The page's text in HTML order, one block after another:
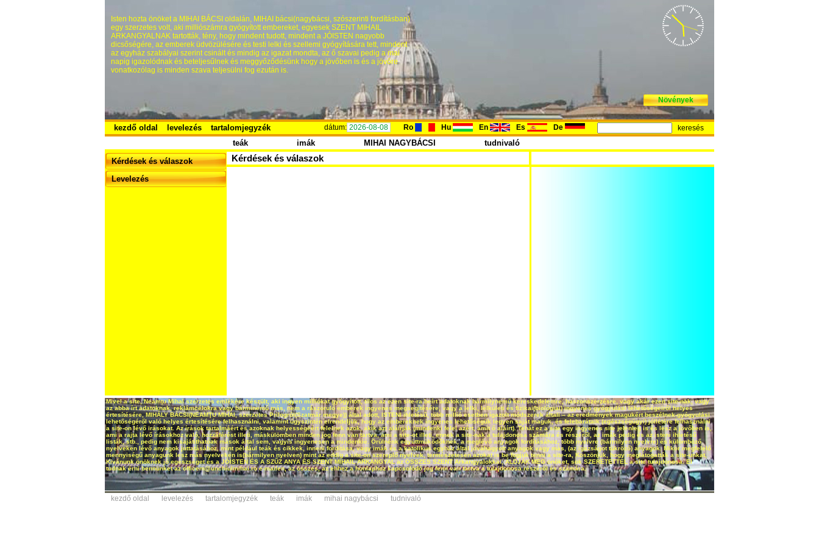
Növények
Isten hozta önöket a MIHAI BÁCSI oldalán, MIHAI bácsi(nagybácsi, szószerinti fordításban)
egy szerzetes volt, aki milliószámra gyógyított embereket, egyesek SZENT MIHAIL
ARKANGYALNAK tartották, tény, hogy mindent tudott, mindent a JÓISTEN nagyobb
dicsőségére, az emberek üdvözülésére és testi lelki és szellemi gyógyítására tett, mindent
az egyház szabályai szerint csinált és mindig az igazat mondta, az ő szavai pedig a mai
napig igazolódnak és beteljesűlnek és meggyőződésünk hogy a jövőben is és a jövőre
vonatkozólag is minden szava teljesülni fog ezután is.
kezdő oldal levelezés tartalomjegyzék dátum: 2026-08-08 Ro Hu En Es De
teák imák MIHAI NAGYBÁCSI
tudnivaló
Kérdések és válaszok
Levelezés
Kérdések és válaszok
Mivel a site, Neamţu Mihal szerzetes emlékére készült, aki ingyen milliókat gyógyított, tilos az ezen site-ra beírt adatoknak bármilynemű kereskedelemre, haszonszerzésre, vagy akár ezen site-nak, vagy
az abba írt adatoknak, reklámcélokra vagy bárminemű más, nem a rászoruló emberek ingyenes megsegítésére, vagy a lelki, lelkületi és fizikai(biológiai) ingyenes gyógyulási lehetőségeiről helyes
értesítésére, MIHÁLY BÁCSI(NEAMŢU MIHAI, szerzetes Prilogról(Szatmár megye)) által adott, ISTENI ihletésű, több millió esetben igazolt módszerek általi – az eredmények magukért beszélnek-gyógyulási
lehetőségéről való helyes értesítésére felhasználni, valamint úgyszintén elrendeljük, hogy az embereknek ingyenes lehetőségük legyen saját maguk, és felebarátaik (egészségügyi) jóllétére felhasználni
a site-on lévő irásokat. Az írások tartalmáért és azoknak helyességéért felelnek azok, akik azt aláírják (mindenki felel azért, amit ő aláírt). Tehát ez a site egy ingyenes site jelenleg is és lesz a jövőben is,
ami a rajta lévő írásokhoz való, hozzáférést illeti, máskülömben minden jog fenn van tartva, ami a site-ot illeti, ennek a site-nak a tulajdonosa számára és részéről, az imák pedig és az isteni ihletésű
listák, stb., pedig nem kisajátíthatóak mások által sem, vagyis ingyenesen a mindenkié. Örülnénk együttmüködőknek, a meglévő anyagok fordításához, több nyelvre (bármilyen nyelvre) és külömböző
nyelveken lévő anyagok juttatásához, mint például teák és cikkek, inneni fordítása, vagy imák és a katolikus egyház által jóváhagyott anyagok vagy más, (az igazságot tükröző) anyagok. Mikor megfelelő
mennyiségű anyagunk lesz más nyelveken is(bármilyen nyelven) mint az eddig a site-on szereplő nyelvek, természetesen azokat is be fogjuk tenni a site-ra, Köszönjük, hogy meglátogatták a site-unkat,
Kivánunk önöknek jó egészséget és a JÓISTEN ÉS A SZŰZ ANYA ÉS SZENT MIHAIL ARKANGYAL az ÖSSZES SZENT Arkangyalokkal, ÁLDJÁK MEG önöket, sok SZERETETTEL a site tulajdonosa. El
tudnak érni bennünket az officem@unchiulmihai.ro e-mailen, az összes, az ehhez a honlaphoz kapcsolódó jog fenn van tartva a tulajdonosa részéről és számára.
kezdő oldal levelezés tartalomjegyzék teák imák mihai nagybácsi tudnivaló